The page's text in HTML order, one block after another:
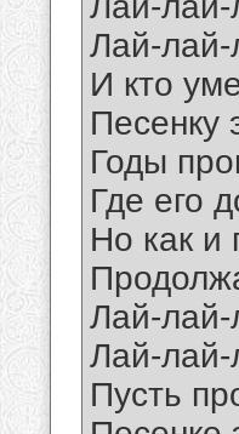
Лай-
И кто
Песенку
Годы
Где его
Но как и
Лай-
Лай-
Пусть